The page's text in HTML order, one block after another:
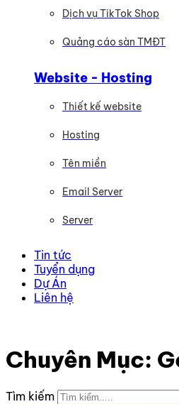
Dịch vụ TikTok Shop
Quảng cáo sàn TMĐT
Website - Hosting
Thiết kế website
Hosting
Tên miền
Email Server
Server
Tin tức
Tuyển dụng
Dự Án
Liên hệ
Chuyên Mục:
Tìm kiếm